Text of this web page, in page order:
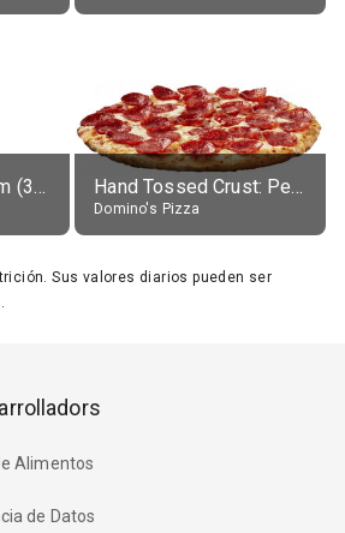
Original Spiced Rum (35% alc.) Hand Tossed Crust: Pepperoni Pizza (Large 14")
Domino's Pizza
Sus valores diarios pueden ser
Alimentos
de Datos